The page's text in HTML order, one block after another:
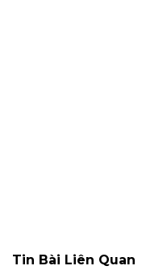
Tin Bài Liên Quan